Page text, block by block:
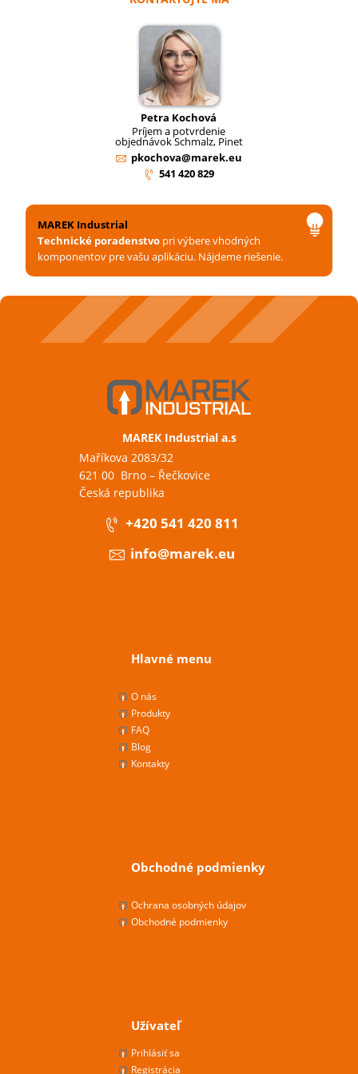
Petra Kochová
Príjem a potvrdenie
objednávok Schmalz, Pinet
pkochova@marek.eu
541 420 829
MAREK Industrial
Technické poradenstvo pri výbere vhodných
komponentov pre vašu aplikáciu. Nájdeme riešenie.
MAREK Industrial a.s
Maříkova 2083/32
621 00 Brno – Řečkovice
Česká republika
+420 541 420 811
info@marek.eu
Hlavné menu
O nás
Produkty
FAQ
Blog
Kontakty
Obchodné podmienky
Ochrana osobných údajov
Obchodné podmienky
Užívateľ
Prihlásiť sa
Registrácia